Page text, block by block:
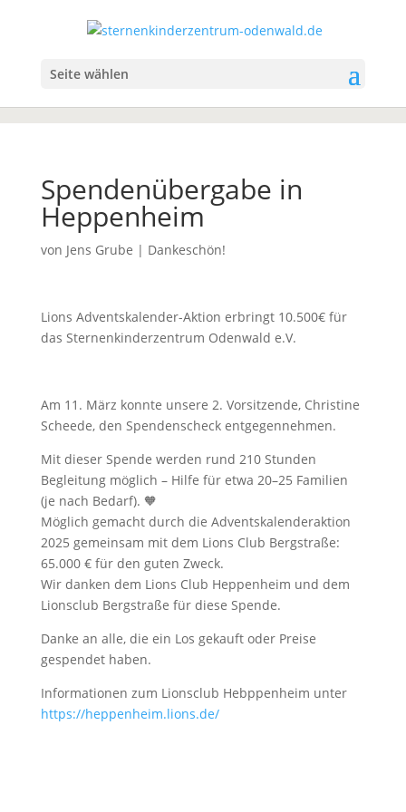
Seite wählen
Spendenübergabe in
Heppenheim
von Jens Grube | Dankeschön!
Lions Adventskalender-Aktion erbringt 10.500€ für
das Sternenkinderzentrum Odenwald e.V.
Am 11. März konnte unsere 2. Vorsitzende, Christine
Scheede, den Spendenscheck entgegennehmen.
Mit dieser Spende werden rund 210 Stunden
Begleitung möglich – Hilfe für etwa 20–25 Familien
(je nach Bedarf). 🧡
Möglich gemacht durch die Adventskalenderaktion
2025 gemeinsam mit dem Lions Club Bergstraße:
65.000 € für den guten Zweck.
Wir danken dem Lions Club Heppenheim und dem
Lionsclub Bergstraße für diese Spende.
Danke an alle, die ein Los gekauft oder Preise
gespendet haben.
Informationen zum Lionsclub Hebppenheim unter
https://heppenheim.lions.de/